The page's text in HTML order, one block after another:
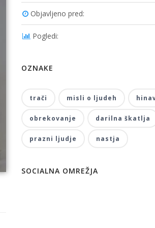
Objavljeno pred:
Pogledi:
OZNAKE
trači misli o ljudeh
obrekovanje darilna škatlja
prazni ljudje nastja
SOCIALNA OMREŽJA